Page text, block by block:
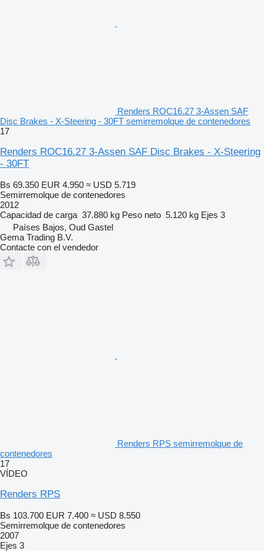
Renders ROC16.27 3-Assen SAF
Disc Brakes - X-Steering - 30FT semirremolque de contenedores
17
Renders ROC16.27 3-Assen SAF Disc Brakes - X-Steering
- 30FT
Bs 69.350 EUR 4.950 ≈ USD 5.719
Semirremolque de contenedores
2012
Capacidad de carga 37.880 kg Peso neto 5.120 kg Ejes 3
Países Bajos, Oud Gastel
Gema Trading B.V.
Contacte con el vendedor
Renders RPS semirremolque de
contenedores
17
VÍDEO
Renders RPS
Bs 103.700 EUR 7.400 ≈ USD 8.550
Semirremolque de contenedores
2007
Ejes 3